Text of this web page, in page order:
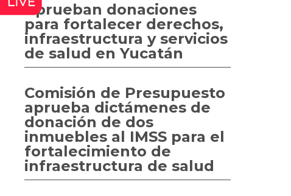
Aprueban donaciones
para fortalecer derechos,
infraestructura y servicios
de salud en Yucatán
Comisión de Presupuesto
aprueba dictámenes de
donación de dos
inmuebles al IMSS para el
fortalecimiento de
infraestructura de salud